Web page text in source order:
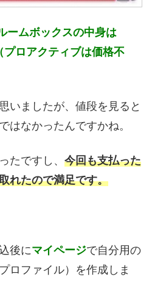
ームボックスの中身は
ロアクティブは価格不
いましたが、値段を見ると
はなかったんですかね。
たですし、 今回も支払った
れたので満足です。
後にマイページで自分用の
ロファイル）を作成しま